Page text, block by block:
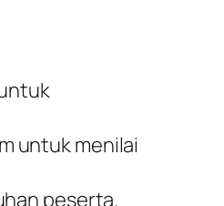
untuk menilai
peserta.